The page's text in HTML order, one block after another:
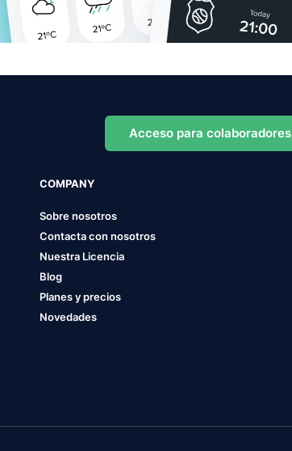
Acceso para colaboradores
COMPANY
Sobre nosotros
Contacta con nosotros
Nuestra Licencia
Blog
Planes y precios
Novedades